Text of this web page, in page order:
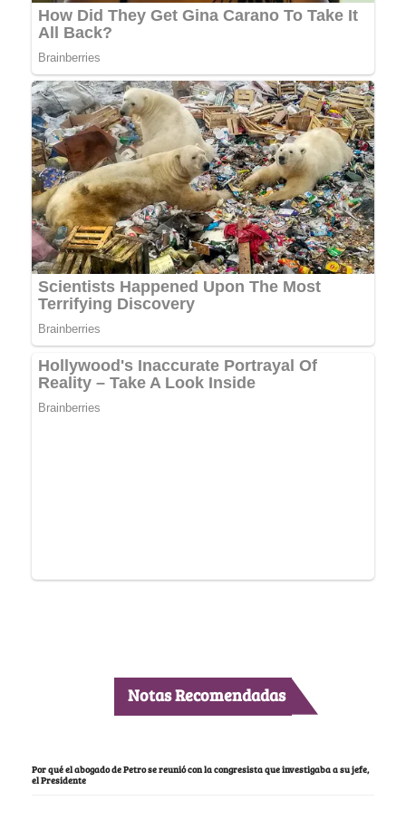
Notas Recomendadas
Por qué el abogado de Petro se reunió con la congresista que investigaba a su jefe,
el Presidente